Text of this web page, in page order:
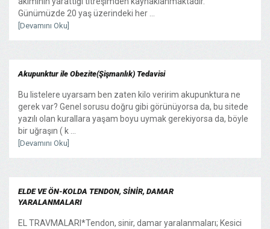
Günümüzde 20 yaş üzerindeki her ...
[Devamını Oku]
Akupunktur ile Obezite(Şişmanlık) Tedavisi
Bu listelere uyarsam ben zaten kilo veririm akupunktura ne
gerek var? Genel sorusu doğru gibi görünüyorsa da, bu sitede
yazılı olan kurallara yaşam boyu uymak gerekiyorsa da, böyle
bir uğraşın ( k ...
[Devamını Oku]
ELDE VE ÖN-KOLDA TENDON, SİNİR, DAMAR
YARALANMALARI
EL TRAVMALARI*Tendon, sinir, damar yaralanmaları; Kesici